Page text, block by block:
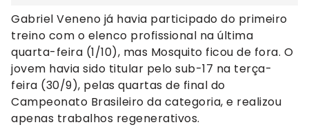
Gabriel Veneno já havia participado do primeiro
treino com o elenco profissional na última
quarta-feira (1/10), mas Mosquito ficou de fora. O
jovem havia sido titular pelo sub-17 na terça-
feira (30/9), pelas quartas de final do
Campeonato Brasileiro da categoria, e realizou
apenas trabalhos regenerativos.